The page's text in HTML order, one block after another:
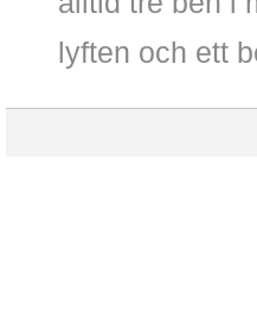
lyften och ett